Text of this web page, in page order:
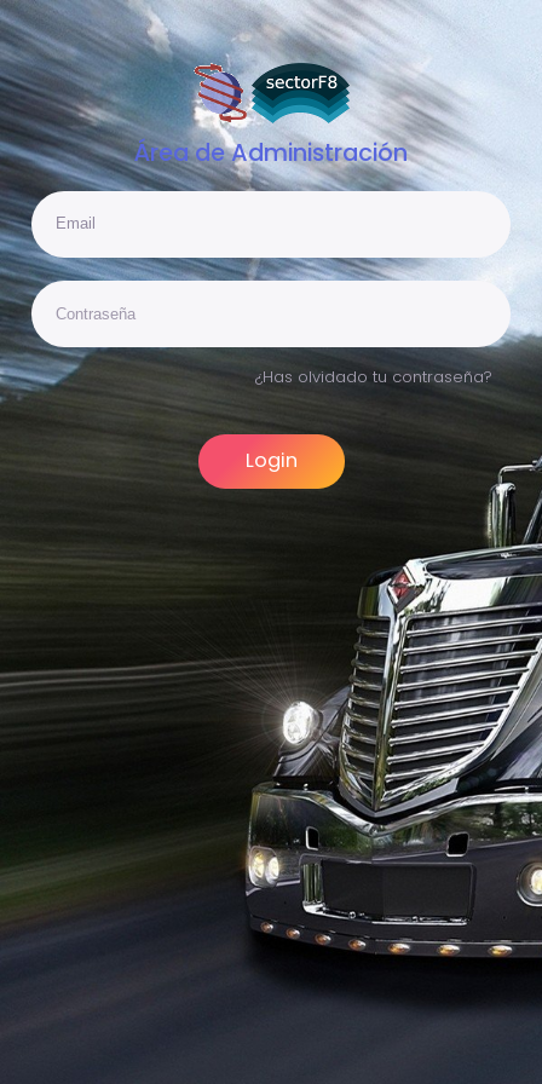
Área de Administración
Email
Contraseña
¿Has olvidado tu contraseña?
Login